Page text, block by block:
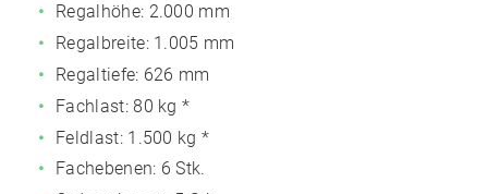
Regalhöhe: 2.000 mm
Regalbreite: 1.005 mm
Regaltiefe: 626 mm
Fachlast: 80 kg *
Feldlast: 1.500 kg *
Fachebenen: 6 Stk.